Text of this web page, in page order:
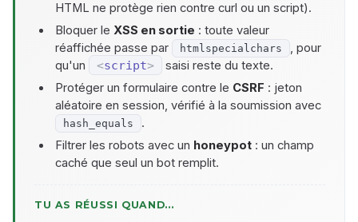
HTML ne protège rien contre curl ou un script).
Bloquer le XSS en sortie : toute valeur
réaffichée passe par
htmlspecialchars
, pour
qu'un
<script>
saisi reste du texte.
Protéger un formulaire contre le CSRF : jeton
aléatoire en session, vérifié à la soumission avec
hash_equals
.
Filtrer les robots avec un honeypot : un champ
caché que seul un bot remplit.
TU AS RÉUSSI QUAND…